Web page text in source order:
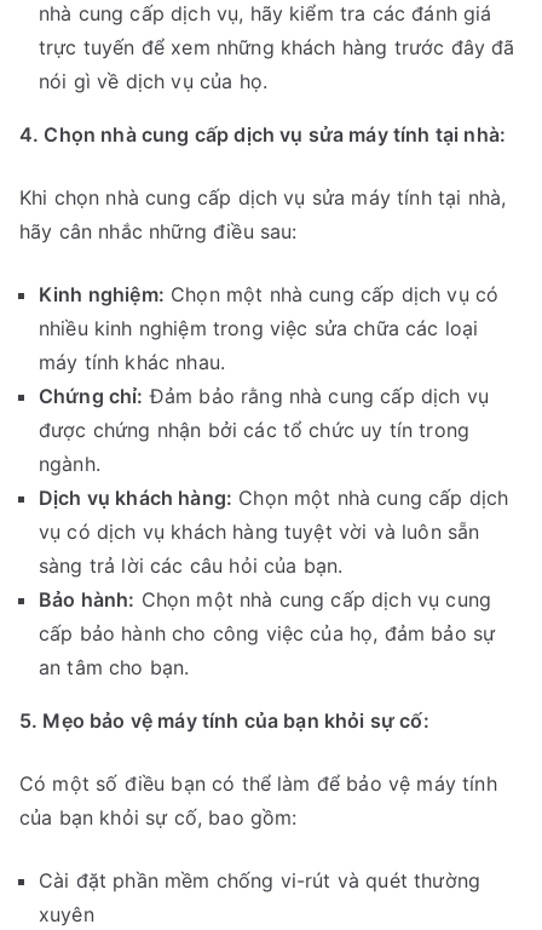
nhà cung cấp dịch vụ, hãy kiểm tra các đánh giá
trực tuyến để xem những khách hàng trước đây đã
nói gì về dịch vụ của họ.
4. Chọn nhà cung cấp dịch vụ sửa máy tính tại nhà:
Khi chọn nhà cung cấp dịch vụ sửa máy tính tại nhà,
hãy cân nhắc những điều sau:
Kinh nghiệm: Chọn một nhà cung cấp dịch vụ có
nhiều kinh nghiệm trong việc sửa chữa các loại
máy tính khác nhau.
Chứng chỉ: Đảm bảo rằng nhà cung cấp dịch vụ
được chứng nhận bởi các tổ chức uy tín trong
ngành.
Dịch vụ khách hàng: Chọn một nhà cung cấp dịch
vụ có dịch vụ khách hàng tuyệt vời và luôn sẵn
sàng trả lời các câu hỏi của bạn.
Bảo hành: Chọn một nhà cung cấp dịch vụ cung
cấp bảo hành cho công việc của họ, đảm bảo sự
an tâm cho bạn.
5. Mẹo bảo vệ máy tính của bạn khỏi sự cố:
Có một số điều bạn có thể làm để bảo vệ máy tính
của bạn khỏi sự cố, bao gồm:
Cài đặt phần mềm chống vi-rút và quét thường
xuyên